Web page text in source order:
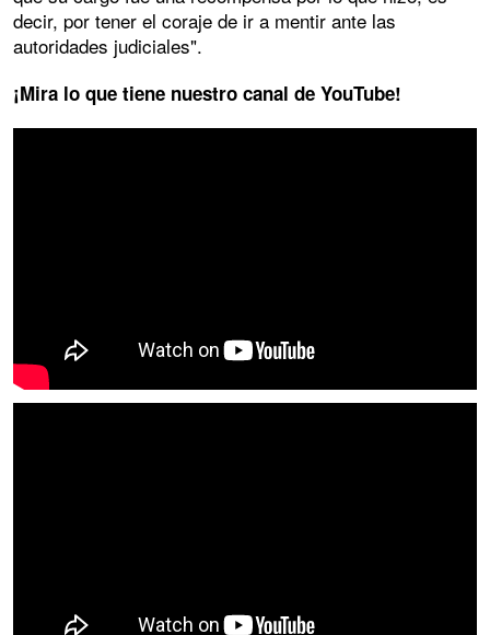
decir, por tener el coraje de ir a mentir ante las
autoridades judiciales".
¡Mira lo que tiene nuestro canal de YouTube!